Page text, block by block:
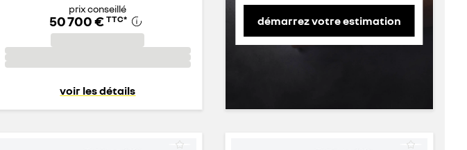
prix conseillé
50 700 € TTC*
voir les détails
démarrez votre estimation